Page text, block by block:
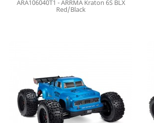
ARA106040T1 - ARRMA Kraton 6S BLX
Red/Black